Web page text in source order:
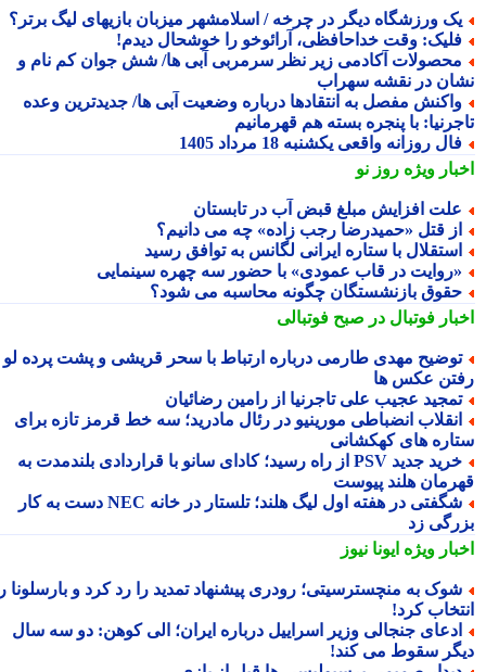
ورزشگاه دیگر در چرخه / اسلامشهر میزبان بازیهای لیگ برتر؟
وقت خداحافظی، آرائوخو را خوشحال دیدم!
آکادمی زیر نظر سرمربی آبی ها/ شش جوان کم نام و
در نقشه سهراب
مفصل به انتقادها درباره وضعیت آبی ها/ جدیدترین وعده
با پنجره بسته هم قهرمانیم
روزانه واقعی یکشنبه 18 مرداد 1405
ویژهروز نو
افزایش مبلغ قبض آب در تابستان
قتل «حمیدرضا رجب زاده» چه می دانیم؟
با ستاره ایرانی لگانس به توافق رسید
در قاب عمودی» با حضور سه چهره سینمایی
بازنشستگان چگونه محاسبه می شود؟
فوتبال در صبح فوتبالی
مهدی طارمی درباره ارتباط با سحر قریشی و پشت پرده لو
عکس ها
عجیب علی تاجرنیا از رامین رضائیان
انضباطی مورینیو در رئال مادرید؛ سه خط قرمز تازه برای
های کهکشانی
خرید جدید PSV از راه رسید؛ کادای سانو با قراردادی بلندمدت به
هلند پیوست
شگفتی در هفته اول لیگ هلند؛ تلستار در خانه NEC دست به کار
زد
ویژهایونا نیوز
به منچسترسیتی؛ رودری پیشنهاد تمدید را رد کرد و بارسلونا را
کرد!
جنجالی وزیر اسراییل درباره ایران؛ الی کوهن: دو سه سال
سقوط می کند!